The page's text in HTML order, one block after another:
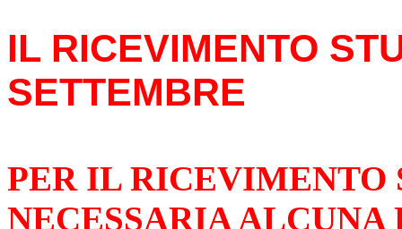
IL RICEVIMENTO
SETTEMBRE
PER IL RICEVIMENTO
NECESSARIA ALCUNA